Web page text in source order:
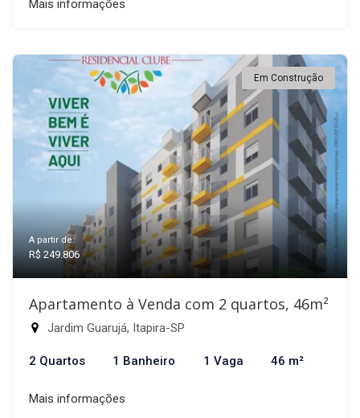
Mais informações
Em Construção
A partir de:
R$ 249.806
Apartamento à Venda com 2 quartos, 46m²
Jardim Guarujá, Itapira-SP
2 Quartos 1 Banheiro 1 Vaga 46 m²
Mais informações